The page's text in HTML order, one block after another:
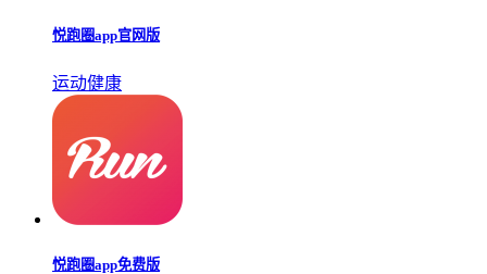
悦跑圈app官网版
运动健康
悦跑圈app免费版